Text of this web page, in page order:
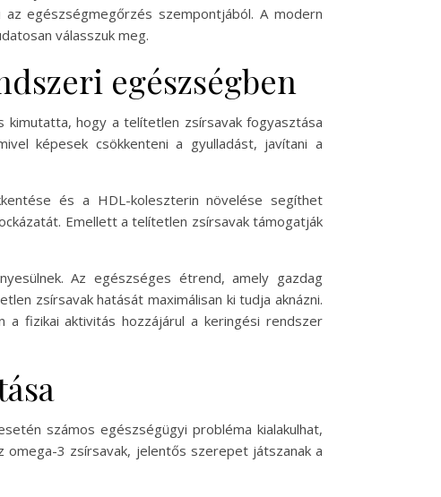
egészségmegőrzés szempontjából. A modern
válasszuk meg.
egészségben
hogy a telítetlen zsírsavak fogyasztása
képesek csökkenteni a gyulladást, javítani a
és a HDL-koleszterin növelése segíthet
Emellett a telítetlen zsírsavak támogatják
Az egészséges étrend, amely gazdag
zsírsavak hatását maximálisan ki tudja aknázni.
fizikai aktivitás hozzájárul a keringési rendszer
számos egészségügyi probléma kialakulhat,
3 zsírsavak, jelentős szerepet játszanak a